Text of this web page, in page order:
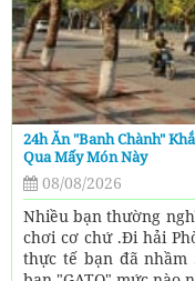
24h Ăn "banh Chành"
Qua Mấy Món Này
08/08/2026
Nhiều bạn thường
chơi cơ chứ .Đi hải
thực tế bạn đã